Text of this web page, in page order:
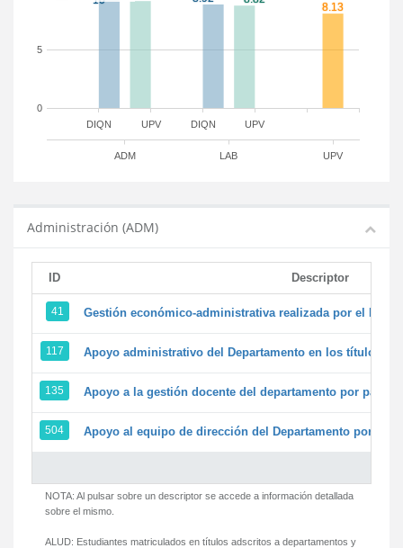
DIQN DIQN
UPV UPV
ADM LAB UPV
0
5
Administración (ADM)
ID Descriptor
41 Gestión económico-administrativa realizada por el
117 Apoyo administrativo del Departamento en los títulos de
135 Apoyo a la gestión docente del departamento por parte
504 Apoyo al equipo de dirección del Departamento por
NOTA: Al pulsar sobre un descriptor se accede a información detallada
sobre el mismo.
ALUD: Estudiantes matriculados en títulos adscritos a departamentos y